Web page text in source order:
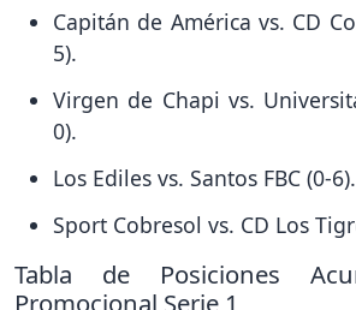
Capitán de América vs. CD
5).
Virgen de Chapi vs.
0).
Los Ediles vs. Santos FBC (0-6).
Sport Cobresol vs. CD Los
Tabla de Posiciones
Promocional Serie 1